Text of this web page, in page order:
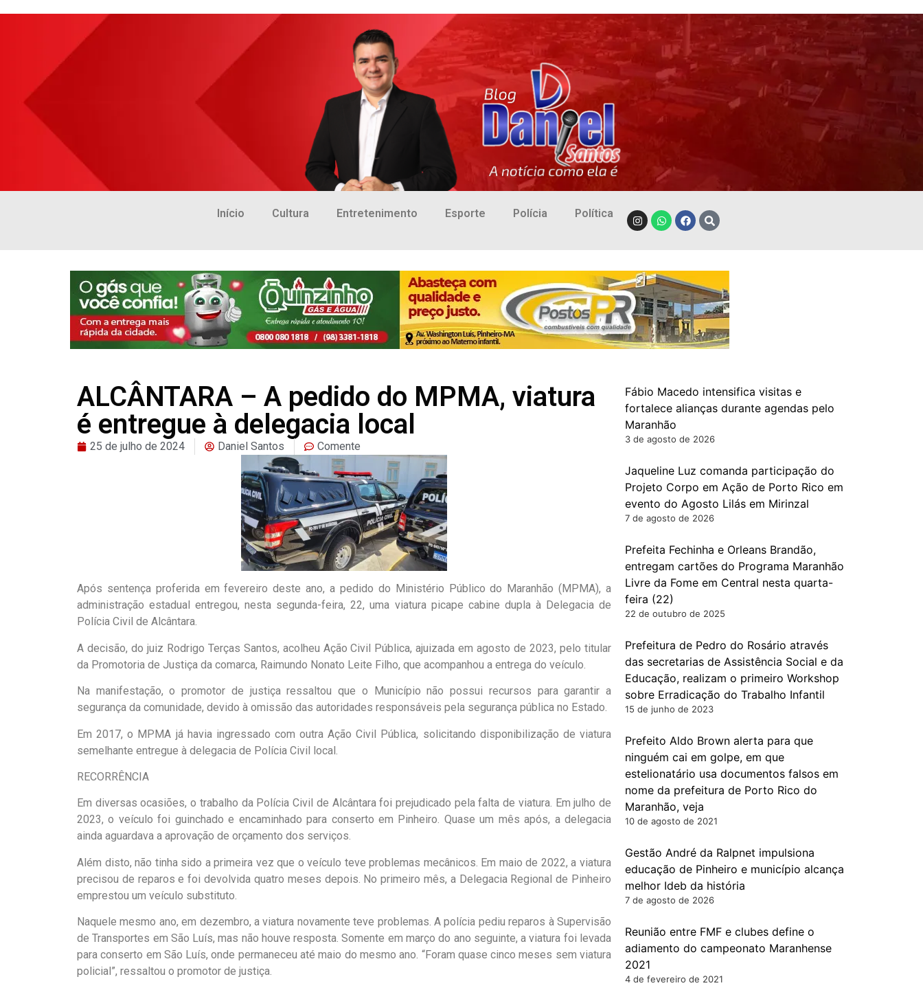
Início Cultura Entretenimento Esporte Polícia Política
ALCÂNTARA – A pedido do MPMA, viatura
é entregue à delegacia local
25 de julho de 2024 Daniel Santos Comente
Após sentença proferida em fevereiro deste ano, a pedido do Ministério Público do Maranhão (MPMA), a
administração estadual entregou, nesta segunda-feira, 22, uma viatura picape cabine dupla à Delegacia de
Polícia Civil de Alcântara.
A decisão, do juiz Rodrigo Terças Santos, acolheu Ação Civil Pública, ajuizada em agosto de 2023, pelo titular
da Promotoria de Justiça da comarca, Raimundo Nonato Leite Filho, que acompanhou a entrega do veículo.
Na manifestação, o promotor de justiça ressaltou que o Município não possui recursos para garantir a
segurança da comunidade, devido à omissão das autoridades responsáveis pela segurança pública no Estado.
Em 2017, o MPMA já havia ingressado com outra Ação Civil Pública, solicitando disponibilização de viatura
semelhante entregue à delegacia de Polícia Civil local.
RECORRÊNCIA
Em diversas ocasiões, o trabalho da Polícia Civil de Alcântara foi prejudicado pela falta de viatura. Em julho de
2023, o veículo foi guinchado e encaminhado para conserto em Pinheiro. Quase um mês após, a delegacia
ainda aguardava a aprovação de orçamento dos serviços.
Além disto, não tinha sido a primeira vez que o veículo teve problemas mecânicos. Em maio de 2022, a viatura
precisou de reparos e foi devolvida quatro meses depois. No primeiro mês, a Delegacia Regional de Pinheiro
emprestou um veículo substituto.
Naquele mesmo ano, em dezembro, a viatura novamente teve problemas. A polícia pediu reparos à Supervisão
de Transportes em São Luís, mas não houve resposta. Somente em março do ano seguinte, a viatura foi levada
para conserto em São Luís, onde permaneceu até maio do mesmo ano. “Foram quase cinco meses sem viatura
policial”, ressaltou o promotor de justiça.
Fábio Macedo intensifica visitas e
fortalece alianças durante agendas pelo
Maranhão
3 de agosto de 2026
Jaqueline Luz comanda participação do
Projeto Corpo em Ação de Porto Rico em
evento do Agosto Lilás em Mirinzal
7 de agosto de 2026
Prefeita Fechinha e Orleans Brandão,
entregam cartões do Programa Maranhão
Livre da Fome em Central nesta quarta-
feira (22)
22 de outubro de 2025
Prefeitura de Pedro do Rosário através
das secretarias de Assistência Social e da
Educação, realizam o primeiro Workshop
sobre Erradicação do Trabalho Infantil
15 de junho de 2023
Prefeito Aldo Brown alerta para que
ninguém cai em golpe, em que
estelionatário usa documentos falsos em
nome da prefeitura de Porto Rico do
Maranhão, veja
10 de agosto de 2021
Gestão André da Ralpnet impulsiona
educação de Pinheiro e município alcança
melhor Ideb da história
7 de agosto de 2026
Reunião entre FMF e clubes define o
adiamento do campeonato Maranhense
2021
4 de fevereiro de 2021